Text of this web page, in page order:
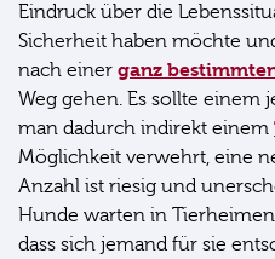
Eindruck über die
Sicherheit haben möchte
nach einer ganz
Weg gehen. Es sollte einem
man dadurch indirekt einem
Möglichkeit verwehrt, eine
Anzahl ist riesig und
Hunde warten in
dass sich jemand für sie